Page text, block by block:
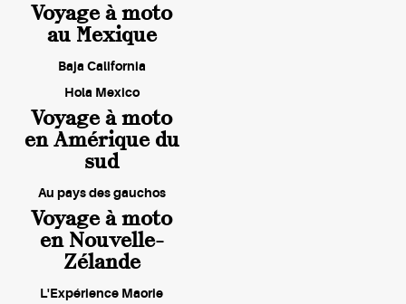
Voyage à moto
au Mexique
Baja California
Hola Mexico
Voyage à moto
en Amérique du
sud
Au pays des gauchos
Voyage à moto
en Nouvelle-
Zélande
L'Expérience Maorie